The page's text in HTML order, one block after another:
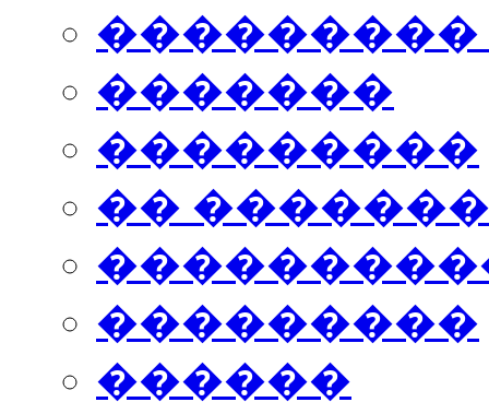
���������
�������
���������
��
���������
������